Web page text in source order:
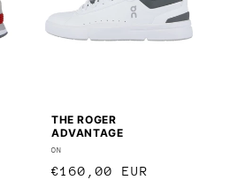
THE ROGER
ADVANTAGE
Anbieter:
ON
Normaler
€160,00 EUR